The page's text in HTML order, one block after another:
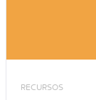
RECURSOS